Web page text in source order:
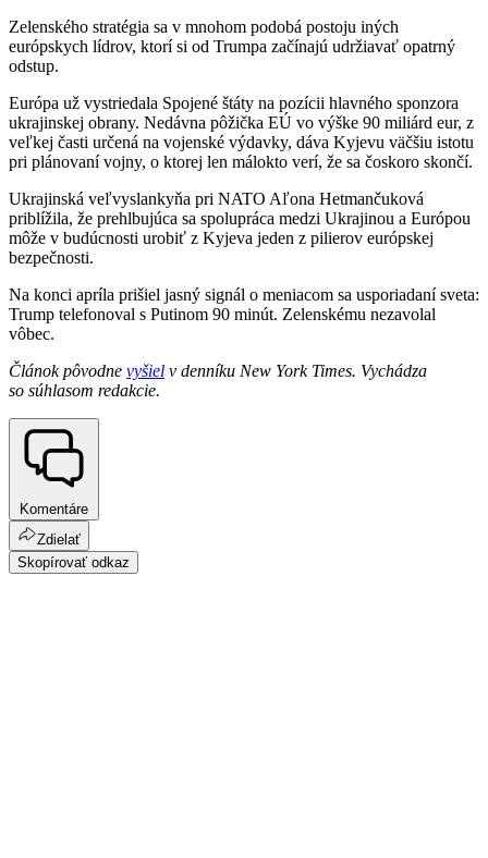
Zelenského stratégia sa v mnohom podobá postoju iných
európskych lídrov, ktorí si od Trumpa začínajú udržiavať opatrný
odstup.
Európa už vystriedala Spojené štáty na pozícii hlavného sponzora
ukrajinskej obrany. Nedávna pôžička EÚ vo výške 90 miliárd eur, z
veľkej časti určená na vojenské výdavky, dáva Kyjevu väčšiu istotu
pri plánovaní vojny, o ktorej len málokto verí, že sa čoskoro skončí.
Ukrajinská veľvyslankyňa pri NATO Aľona Hetmančuková
priblížila, že prehlbujúca sa spolupráca medzi Ukrajinou a Európou
môže v budúcnosti urobiť z Kyjeva jeden z pilierov európskej
bezpečnosti.
Na konci apríla prišiel jasný signál o meniacom sa usporiadaní sveta:
Trump telefonoval s Putinom 90 minút. Zelenskému nezavolal
vôbec.
Článok pôvodne vyšiel v denníku New York Times. Vychádza
so súhlasom redakcie.
Komentáre
Zdielať
Skopírovať odkaz